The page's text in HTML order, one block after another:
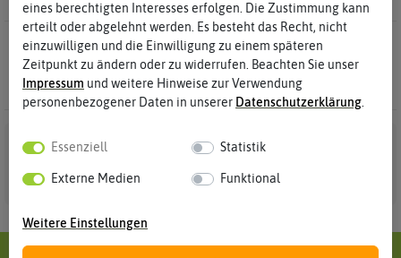
0 ErgebnisseGefunden in Winterschutz
Alle Informationen im Überblick
eines berechtigten Interesses erfolgen. Die Zustimmung kann
erteilt oder abgelehnt werden. Es besteht das Recht, nicht
einzuwilligen und die Einwilligung zu einem späteren
Zeitpunkt zu ändern oder zu widerrufen. Beachten Sie unser
Impressum und weitere Hinweise zur Verwendung
personenbezogener Daten in unserer Daten­schutz­erklärung
Essenziell Statistik
Externe Medien Funktional
Weitere Einstellungen